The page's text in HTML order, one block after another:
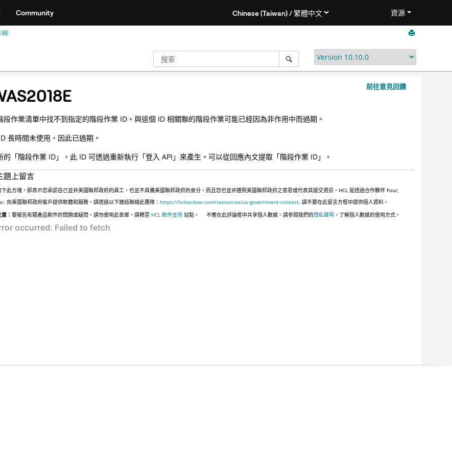
Community 資源
前往意見回饋
段作業清單中找不到指定的階段作業 ID。與這個 ID 相關聯的階段作業可能已經因為非作用中而過期。
長時間未使用，因此已過期。
的「階段作業 ID」，此 ID 可透過重新執行「登入 API」來產生。可以從回應內文提取「階段作業 ID」。
題上留言
下此方塊，即表示您承認自己並非美國聯邦政府的員工，也並不具備美國聯邦政府的身分，而且您也並非遵照美國聯邦政府之意思或代表其提交資訊。HCL 是透過合作夥伴 Four,
向美國聯邦政府客戶提供軟體和服務。請透過以下連結聯絡此團隊：https://hcltechsw.com/resources/us-government-contact. 請不要在此留言方框中提供個人資料。
意：要報告有關產品軟件的問題或疑問，請勿使用此表單。請轉至 HCL 軟件支持 站點。 不應在此評論框中共享個人數據。請參閱我們的隱私聲明 ，了解個人數據的使用方式。